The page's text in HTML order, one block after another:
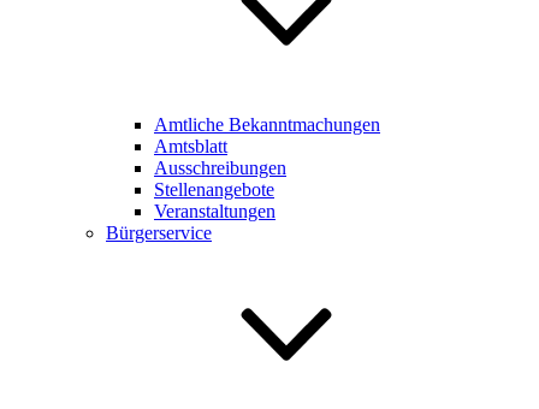
Amtliche Bekanntmachungen
Amtsblatt
Ausschreibungen
Stellenangebote
Veranstaltungen
Bürgerservice